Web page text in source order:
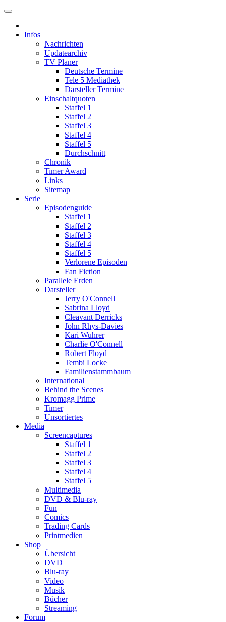
Infos
Nachrichten
Updatearchiv
TV Planer
Deutsche Termine
Tele 5 Mediathek
Darsteller Termine
Einschaltquoten
Staffel 1
Staffel 2
Staffel 3
Staffel 4
Staffel 5
Durchschnitt
Chronik
Timer Award
Links
Sitemap
Serie
Episodenguide
Staffel 1
Staffel 2
Staffel 3
Staffel 4
Staffel 5
Verlorene Episoden
Fan Fiction
Parallele Erden
Darsteller
Jerry O'Connell
Sabrina Lloyd
Cleavant Derricks
John Rhys-Davies
Kari Wuhrer
Charlie O'Connell
Robert Floyd
Tembi Locke
Familienstammbaum
International
Behind the Scenes
Kromagg Prime
Timer
Unsortiertes
Media
Screencaptures
Staffel 1
Staffel 2
Staffel 3
Staffel 4
Staffel 5
Multimedia
DVD & Blu-ray
Fun
Comics
Trading Cards
Printmedien
Shop
Übersicht
DVD
Blu-ray
Video
Musik
Bücher
Streaming
Forum